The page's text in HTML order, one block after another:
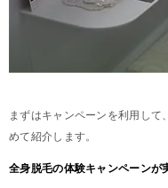
まずはキャンペーンを利用して
めて紹介します。
全身脱毛の体験キャンペーンが